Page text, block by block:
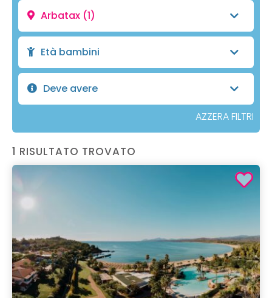
Arbatax (1)
Età bambini
Deve avere
AZZERA FILTRI
1 RISULTATO TROVATO